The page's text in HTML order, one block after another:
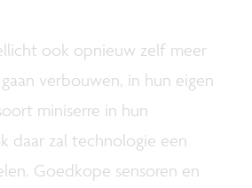
ook opnieuw zelf meer
verbouwen, in hun eigen
miniserre in hun
daar zal technologie een
Goedkope sensoren en